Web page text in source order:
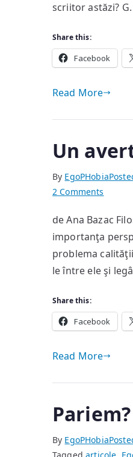
scriitor astăzi?
Share this:
Facebook
Read More
Un
By EgoPHobia
2 Comments
antic
din
partea
de Ana Bazac
importanţa
problema
le între ele şi
Share this:
Facebook
Read More
Pariem?
By EgoPHobia